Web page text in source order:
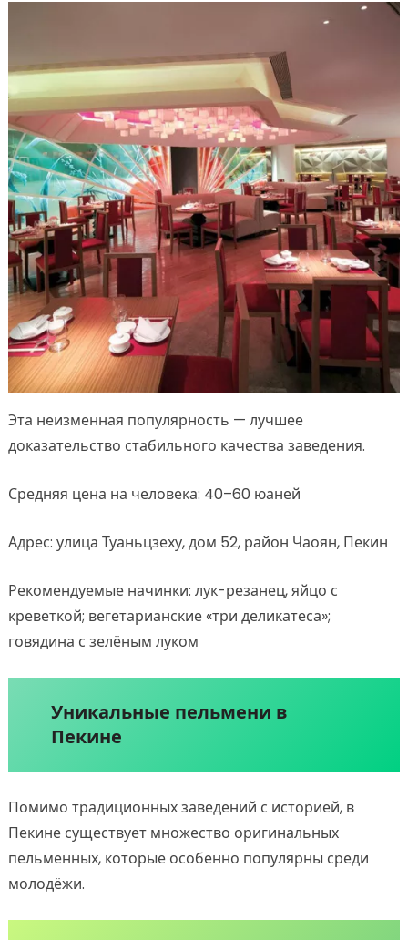
Эта неизменная популярность — лучшее
доказательство стабильного качества заведения.
Средняя цена на человека: 40–60 юаней
Адрес: улица Туаньцзеху, дом 52, район Чаоян, Пекин
Рекомендуемые начинки: лук-резанец, яйцо с
креветкой; вегетарианские «три деликатеса»;
говядина с зелёным луком
Уникальные пельмени в
Пекине
Помимо традиционных заведений с историей, в
Пекине существует множество оригинальных
пельменных, которые особенно популярны среди
молодёжи.